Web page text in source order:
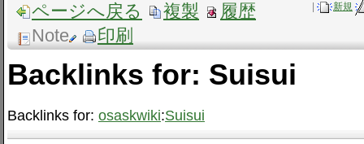
新規
ページへ戻る 複製
履歴
Note
印刷
Backlinks for: Suisui
Backlinks for: osaskwiki:Suisui